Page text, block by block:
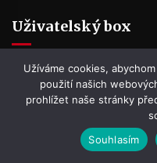
Uživatelský box
Přihlásit se
Zdroj kanálů (příspěvky)
Kanál komentářů
Užíváme cookies,
použití našich
prohlížet naše stránky
Souhlasím